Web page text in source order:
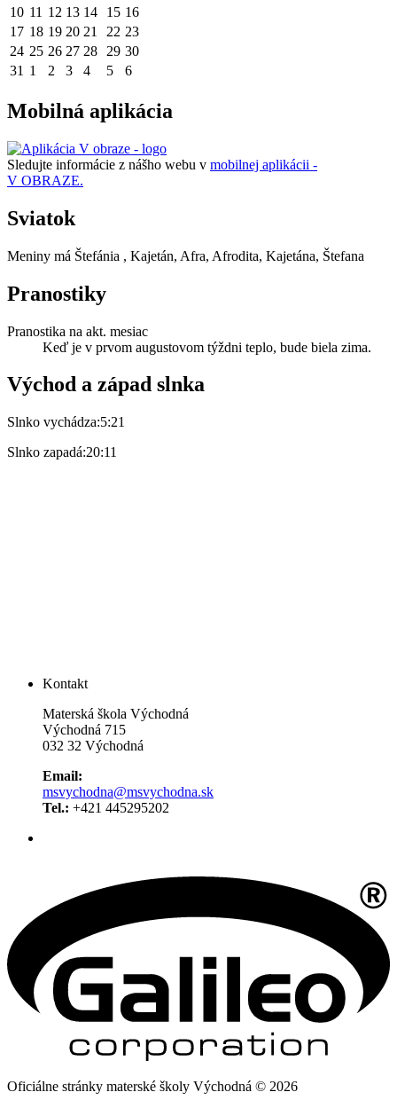
10 11 12 13 14 15 16
17 18 19 20 21 22 23
24 25 26 27 28 29 30
31 1 2 3 4 5 6
Mobilná aplikácia
Sledujte informácie z nášho webu v mobilnej aplikácii -
V OBRAZE.
Sviatok
Meniny má Štefánia , Kajetán, Afra, Afrodita, Kajetána, Štefana
Pranostiky
Pranostika na akt. mesiac
Keď je v prvom augustovom týždni teplo, bude biela zima.
Východ a západ slnka
Slnko vychádza:5:21
Slnko zapadá:20:11
Kontakt
Materská škola Východná
Východná 715
032 32 Východná
Email:
msvychodna@msvychodna.sk
Tel.: +421 445295202
Oficiálne stránky materské školy Východná © 2026